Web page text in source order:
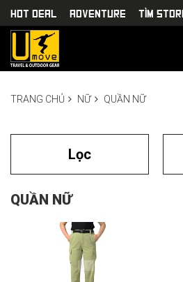
HOT DEAL Adventure TÌm
TRANG CHỦ NỮ QUẦN NỮ
Lọc
QUẦN NỮ